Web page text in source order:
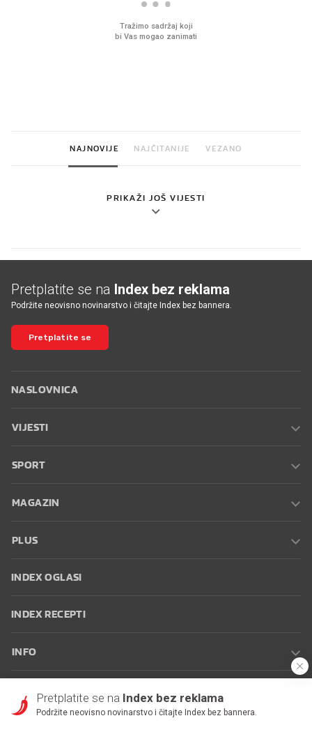
NAJNOVIJE NAJČITANIJE VEZANO
PRIKAŽI JOŠ VIJESTI
Pretplatite se na Index bez reklama
Podržite neovisno novinarstvo i čitajte Index bez bannera.
Pretplatite se
NASLOVNICA
VIJESTI
SPORT
MAGAZIN
PLUS
INDEX OGLASI
INDEX RECEPTI
INFO
korištenja
Postavke kolačića
Pretplatite se na Index bez reklama
Podržite neovisno novinarstvo i čitajte Index bez bannera.